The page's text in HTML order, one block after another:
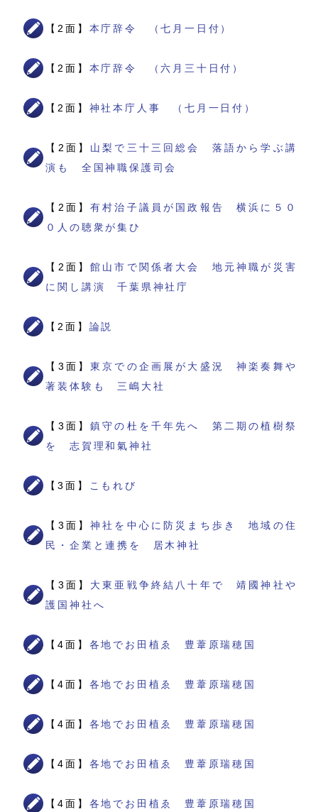
【2面】 本庁辞令 （七月一日付）
【2面】 本庁辞令 （六月三十日付）
【2面】 神社本庁人事 （七月一日付）
【2面】 山梨で三十三回総会 落語から学ぶ講
演も 全国神職保護司会
【2面】有村治子議員が国政報告 横浜に５０
０人の聴衆が集ひ
【2面】館山市で関係者大会 地元神職が災害
に関し講演 千葉県神社庁
【2面】 論説
【3面】東京での企画展が大盛況 神楽奏舞や
著装体験も 三嶋大社
【3面】鎮守の杜を千年先へ 第二期の植樹祭
を 志賀理和氣神社
【3面】 こもれび
【3面】神社を中心に防災まち歩き 地域の住
民・企業と連携を 居木神社
【3面】 大東亜戦争終結八十年で 靖國神社や
護国神社へ
【4面】 各地でお田植ゑ 豊葦原瑞穂国
【4面】 各地でお田植ゑ 豊葦原瑞穂国
【4面】 各地でお田植ゑ 豊葦原瑞穂国
【4面】 各地でお田植ゑ 豊葦原瑞穂国
【4面】 各地でお田植ゑ 豊葦原瑞穂国